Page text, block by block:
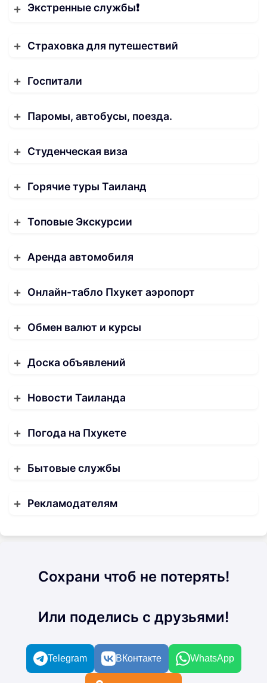
Экстренные службы❗️
Страховка для путешествий
Госпитали
Паромы, автобусы, поезда.
Студенческая виза
Горячие туры Таиланд
Топовые Экскурсии
Аренда автомобиля
Онлайн-табло Пхукет аэропорт
Обмен валют и курсы
Доска объявлений
Новости Таиланда
Погода на Пхукете
Бытовые службы
Рекламодателям
Сохрани чтоб не потерять!
Или поделись с друзьями!
Telegram ВКонтакте WhatsApp